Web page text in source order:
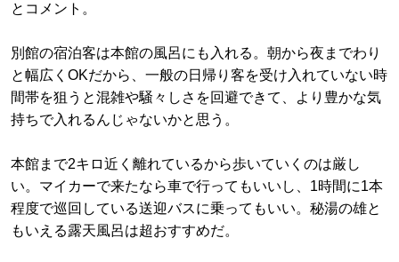
とコメント。
別館の宿泊客は本館の風呂にも入れる。朝から夜までわり
と幅広くOKだから、一般の日帰り客を受け入れていない時
間帯を狙うと混雑や騒々しさを回避できて、より豊かな気
持ちで入れるんじゃないかと思う。
本館まで2キロ近く離れているから歩いていくのは厳し
い。マイカーで来たなら車で行ってもいいし、1時間に1本
程度で巡回している送迎バスに乗ってもいい。秘湯の雄と
もいえる露天風呂は超おすすめだ。